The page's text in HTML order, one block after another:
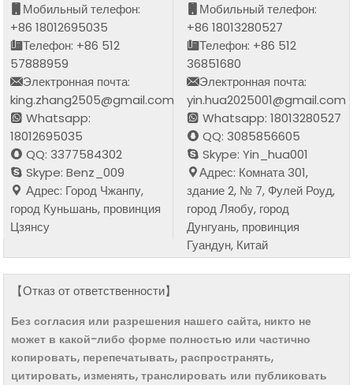
Мобильный телефон:
+86 18012695035
Телефон: +86 512
57888959
Электронная почта:
king.zhang2505@gmail.com
Whatsapp:
18012695035
QQ: 3377584302
Skype: Benz_009
Адрес: Город Чжанпу,
город Куньшань, провинция
Цзянсу
Мобильный телефон:
+86 18013280527
Телефон: +86 512
36851680
Электронная почта:
yin.hua2025001@gmail.com
Whatsapp: 18013280527
QQ: 3085856605
Skype: Yin_hua001
Адрес: Комната 301,
здание 2, № 7, Фулей Роуд,
город Ляобу, город
Дунгуань, провинция
Гуандун, Китай
【Отказ от ответственности】
Без согласия или разрешения нашего сайта, никто не
может в какой-либо форме полностью или частично
копировать, перепечатывать, распространять,
цитировать, изменять, транслировать или публиковать